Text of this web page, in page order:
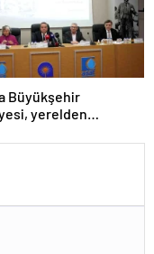
Büyükşehir
yerelden